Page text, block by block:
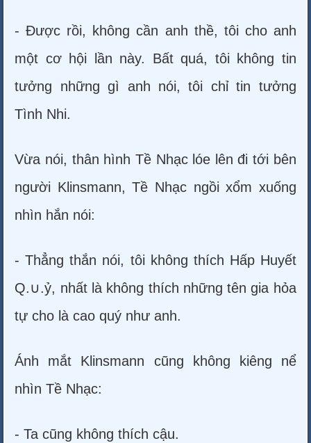
- Được rồi, không cần anh thề, tôi cho anh
một cơ hội lần này. Bất quá, tôi không tin
tưởng những gì anh nói, tôi chỉ tin tưởng
Tình Nhi.
Vừa nói, thân hình Tề Nhạc lóe lên đi tới bên
người Klinsmann, Tề Nhạc ngồi xổm xuống
nhìn hắn nói:
- Thẳng thắn nói, tôi không thích Hấp Huyết
Q.∪.ỷ, nhất là không thích những tên gia hỏa
tự cho là cao quý như anh.
Ánh mắt Klinsmann cũng không kiêng nể
nhìn Tề Nhạc:
- Ta cũng không thích cậu.